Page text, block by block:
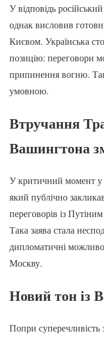
У відповідь
однак висловив
Києвом. Українська
позицію: переговори
припинення вогню.
умовною.
Втручання
Вашингтона
У критичний момент у
який публічно
переговорів із
Така заява стала
дипломатичні
Москву.
Новий тон із
Попри суперечливість